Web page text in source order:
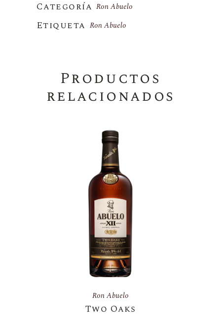
Categoría Ron Abuelo
Etiqueta Ron Abuelo
Productos
relacionados
Ron Abuelo
Two Oaks